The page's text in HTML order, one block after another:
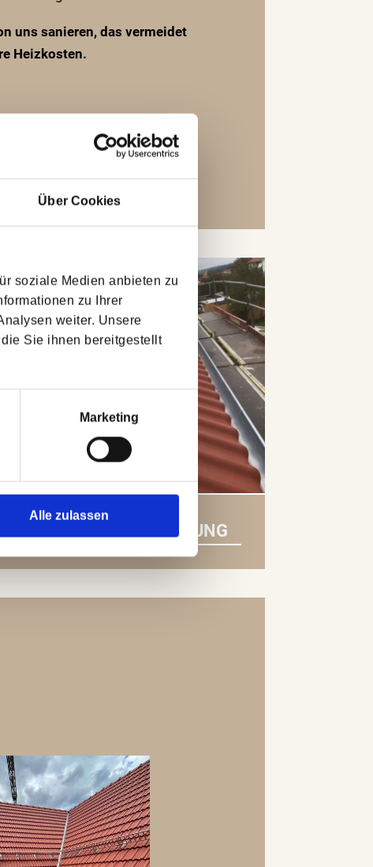
Über Cookies
soziale Medien anbieten zu
zu Ihrer
weiter. Unsere
Sie ihnen bereitgestellt
Marketing
Alle zulassen
uns sanieren, das vermeidet
Heizkosten.
ERNEUERUNG